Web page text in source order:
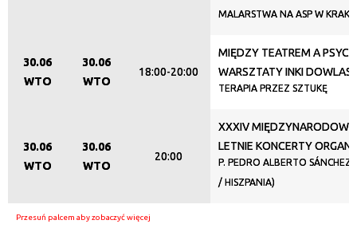
MALARSTWA NA ASP W
30.06
WTO
30.06
WTO
18:00-20:00
MIĘDZY TEATREM A
WARSZTATY INKI
TERAPIA PRZEZ SZTUKĘ
30.06
WTO
30.06
WTO
20:00
XXXIV
LETNIE KONCERTY
P. PEDRO ALBERTO SÁNCHEZ
/ HISZPANIA)